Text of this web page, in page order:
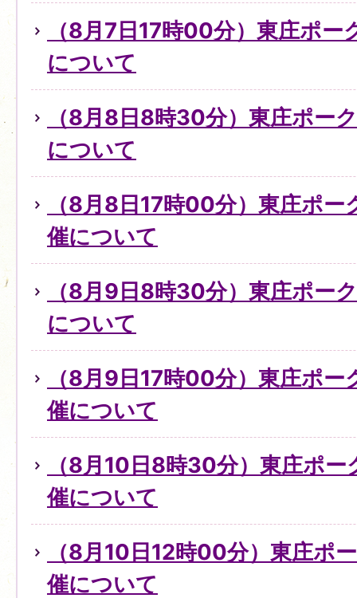
（8月7日17時00分）東庄ポ
について
（8月8日8時30分）東庄ポー
について
（8月8日17時00分）東庄ポ
催について
（8月9日8時30分）東庄ポー
について
（8月9日17時00分）東庄ポ
催について
（8月10日8時30分）東庄ポ
催について
（8月10日12時00分）東庄ポ
催について